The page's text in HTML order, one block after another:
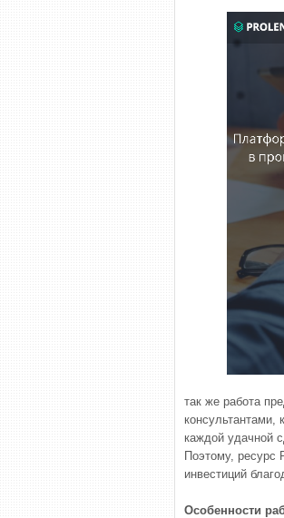
так же работа
консультантами,
каждой удачной
Поэтому, ресурс
инвестиций
Особенности